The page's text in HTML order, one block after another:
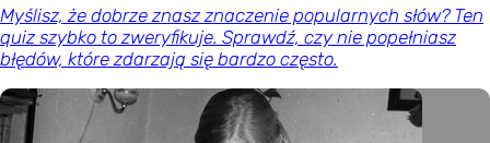
Myślisz, że dobrze znasz znaczenie popularnych słów? Ten
quiz szybko to zweryfikuje. Sprawdź, czy nie popełniasz
błędów, które zdarzają się bardzo często.